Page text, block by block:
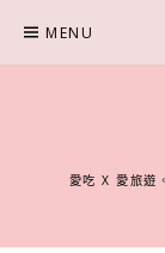
content
MENU
愛吃 X 愛旅遊